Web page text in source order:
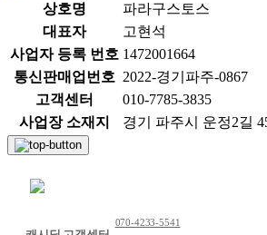
상호명
파라구스토스
대표자
고현석
사업자 등록 번호 1472001664
통신판매업번호 2022-경기파주-0867
고객센터
010-7785-3835
사업장 소재지
경기 파주시 운정2길
070-4233-5541